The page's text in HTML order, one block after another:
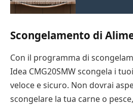
Scongelamento di
Con il programma di
Idea CMG20SMW scongela i
veloce e sicuro. Non dovrai
scongelare la tua carne o